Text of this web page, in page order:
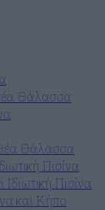
Θάλασσα
Θάλασσα
Πισίνα
Πισίνα
και Κήπο